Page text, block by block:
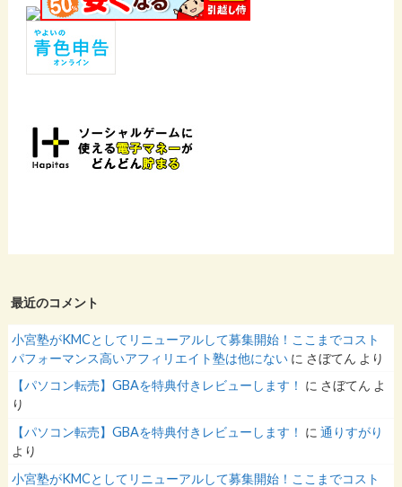
最近のコメント
小宮塾がKMCとしてリニューアルして募集開始！ここまでコスト
パフォーマンス高いアフィリエイト塾は他にない に さぼてん より
【パソコン転売】GBAを特典付きレビューします！ に さぼてん よ
り
【パソコン転売】GBAを特典付きレビューします！ に通りすがり
より
小宮塾がKMCとしてリニューアルして募集開始！ここまでコスト